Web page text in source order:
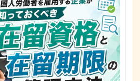
国が定める指針およびその他の規
お問い合わせ窓口
京都葛飾区亀有3-21-11 藍ビル202
580
ース･ワン 個人情報保護担当